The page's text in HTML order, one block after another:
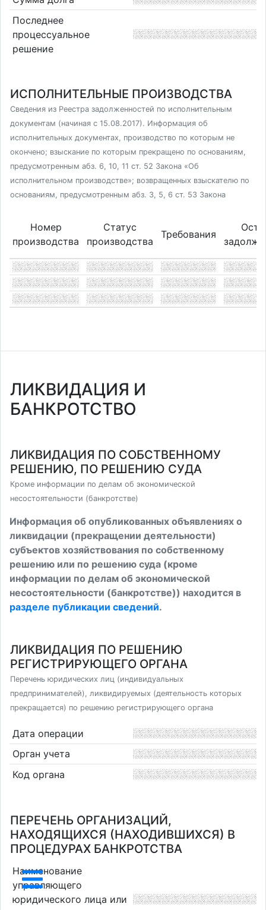
Последнее
процессуальное
решение
ИСПОЛНИТЕЛЬНЫЕ ПРОИЗВОДСТВА
Сведения из Реестра задолженностей по исполнительным
документам (начиная с 15.08.2017). Информация об
исполнительных документах, производство по которым не
окончено; взыскание по которым прекращено по основаниям,
предусмотренным абз. 6, 10, 11 ст. 52 Закона «Об
исполнительном производстве»; возвращенных взыскателю по
основаниям, предусмотренным абз. 3, 5, 6 ст. 53 Закона
Номер
производства
Статус
производства
Требования
ЛИКВИДАЦИЯ И
БАНКРОТСТВО
ЛИКВИДАЦИЯ ПО СОБСТВЕННОМУ
РЕШЕНИЮ, ПО РЕШЕНИЮ СУДА
Кроме информации по делам об экономической
несостоятельности (банкротстве)
Информация об опубликованных объявлениях о
ликвидации (прекращении деятельности)
субъектов хозяйствования по собственному
решению или по решению суда (кроме
информации по делам об экономической
несостоятельности (банкротстве)) находится в
разделе публикации сведений.
ЛИКВИДАЦИЯ ПО РЕШЕНИЮ
РЕГИСТРИРУЮЩЕГО ОРГАНА
Перечень юридических лиц (индивидуальных
предпринимателей), ликвидируемых (деятельность которых
прекращается) по решению регистрирующего органа
Дата операции
Орган учета
Код органа
ПЕРЕЧЕНЬ ОРГАНИЗАЦИЙ,
НАХОДЯЩИХСЯ (НАХОДИВШИХСЯ) В
ПРОЦЕДУРАХ БАНКРОТСТВА
Наименование
управляющего
юридического лица или